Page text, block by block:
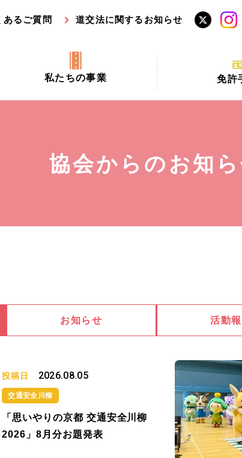
あるご質問 道交法に関するお知らせ
私たちの事業
府交通安全活動推進センター事業
通安全協力金の活用事業
免許
手続場所の対
講習時間
協会からのお知
お知らせ 活動
投稿日 2026.08.05
交通安全川柳
「思いやりの京都 交通安全川柳
2026」8月分お題発表